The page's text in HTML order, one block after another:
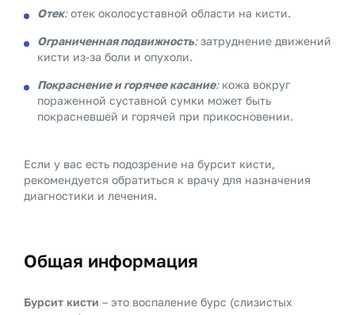
Отек:отек околосуставной области на кисти.
Ограниченная подвижность:затруднение движений
кисти из-за боли и опухоли.
Покраснение и горячее касание:кожа вокруг
пораженной суставной сумки может быть
покрасневшей и горячей при прикосновении.
Если у вас есть подозрение на бурсит кисти,
рекомендуется обратиться к врачу для назначения
диагностики и лечения.
Общая информация
Бурсит кисти – это воспаление бурс (слизистых